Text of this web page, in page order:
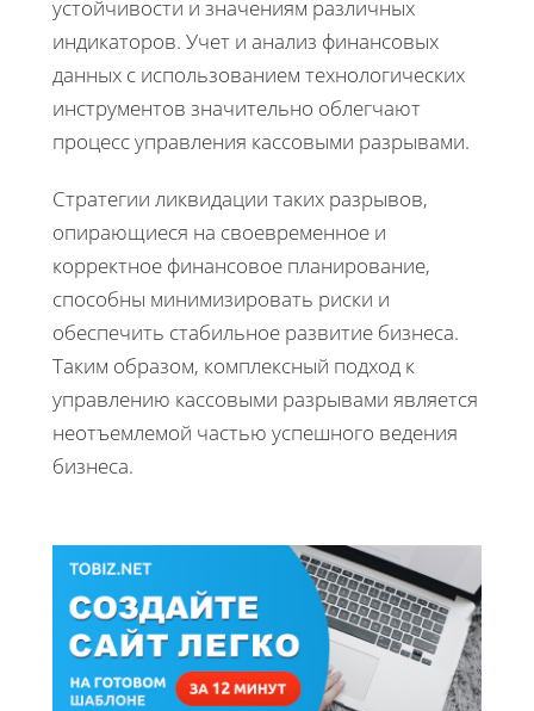
устойчивости и значениям различных
индикаторов. Учет и анализ финансовых
данных с использованием технологических
инструментов значительно облегчают
процесс управления кассовыми разрывами.
Стратегии ликвидации таких разрывов,
опирающиеся на своевременное и
корректное финансовое планирование,
способны минимизировать риски и
обеспечить стабильное развитие бизнеса.
Таким образом, комплексный подход к
управлению кассовыми разрывами является
неотъемлемой частью успешного ведения
бизнеса.